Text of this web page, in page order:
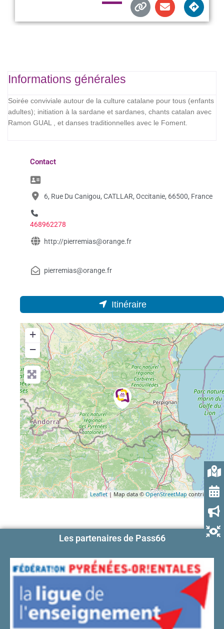
Informations générales
Soirée conviviale autour de la culture catalane pour tous (enfants
adultes); initiation à la sardane et sardanes, chants catalan avec
Ramon GUAL , et danses traditionnelles avec le Foment.
Contact
6, Rue Du Canigou, CATLLAR, Occitanie, 66500, France
468962278
http://pierremias@orange.fr
pierremias@orange.fr
Itinéraire
+
−
Leaflet| Map data © OpenStreetMapcontributors
Les partenaires de Pass66